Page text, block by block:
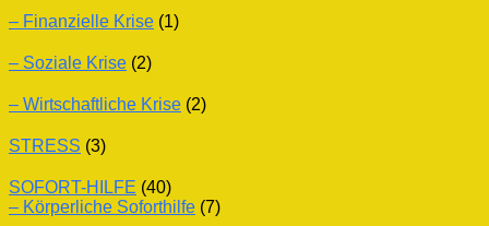
– Finanzielle Krise (1)
– Soziale Krise (2)
– Wirtschaftliche Krise (2)
STRESS (3)
SOFORT-HILFE (40)
– Körperliche Soforthilfe (7)